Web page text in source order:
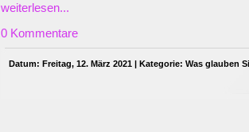
weiterlesen...
0 Kommentare
Datum: Freitag, 12. März 2021 | Kategorie: Was glauben